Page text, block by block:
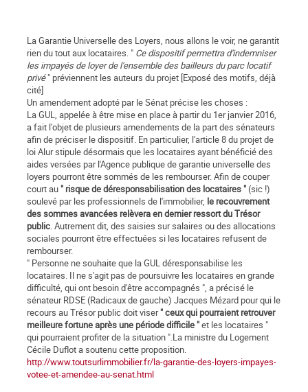
La Garantie Universelle des Loyers, nous allons le voir, ne garantit
rien du tout aux locataires. " Ce dispositif permettra d'indemniser
les impayés de loyer de l'ensemble des bailleurs du parc locatif
privé" préviennent les auteurs du projet [Exposé des motifs, déjà
cité]
Un amendement adopté par le Sénat précise les choses :
La GUL, appelée à être mise en place à partir du 1er janvier 2016,
a fait l'objet de plusieurs amendements de la part des sénateurs
afin de préciser le dispositif. En particulier, l'article 8 du projet de
loi Alur stipule désormais que les locataires ayant bénéficié des
aides versées par l'Agence publique de garantie universelle des
loyers pourront être sommés de les rembourser. Afin de couper
court au" risque de déresponsabilisation des locataires "(sic !)
soulevé par les professionnels de l'immobilier, le recouvrement
des sommes avancées relèvera en dernier ressort du Trésor
public. Autrement dit, des saisies sur salaires ou des allocations
sociales pourront être effectuées si les locataires refusent de
rembourser.
" Personne ne souhaite que la GUL déresponsabilise les
locataires. Il ne s'agit pas de poursuivre les locataires en grande
difficulté, qui ont besoin d'être accompagnés ", a précisé le
sénateur RDSE (Radicaux de gauche) Jacques Mézard pour qui le
recours au Trésor public doit viser" ceux qui pourraient retrouver
meilleure fortune après une période difficile "et les locataires "
qui pourraient profiter de la situation ".La ministre du Logement
Cécile Duflot a soutenu cette proposition.
http://www.toutsurlimmobilier.fr/la-garantie-des-loyers-impayes-
votee-et-amendee-au-senat.html